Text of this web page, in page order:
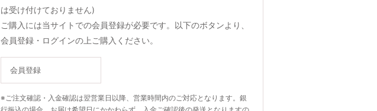
は受け付けておりません)
ご購入には当サイトでの会員登録が必要です。以下のボタンより、
会員登録・ログインの上ご購入ください。
会員登録
※ご注文確認・入金確認は翌営業日以降、営業時間内のご対応となります。銀